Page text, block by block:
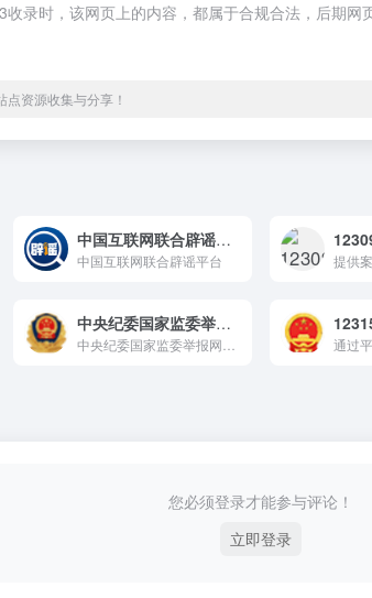
录时，该网页上的内容，都属于合规合法，后期
资源收集与分享！
中国互联网联合辟谣平台
中国互联网联合辟谣平台
中央纪委国家监委举报网站
您必须登录才能参与评论！
立即登录